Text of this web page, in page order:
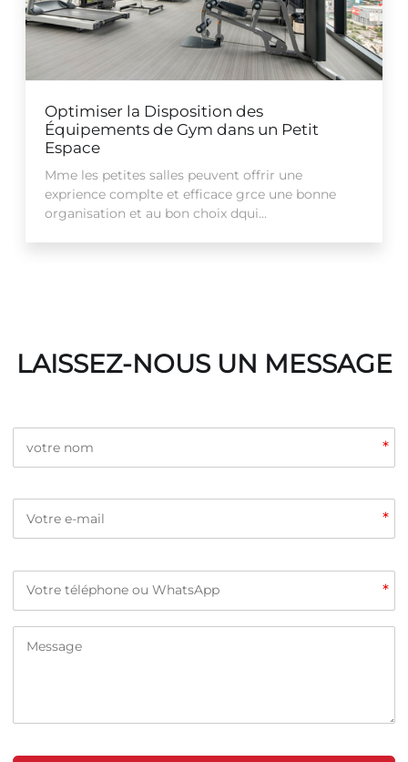
Optimiser la Disposition des
Équipements de Gym dans un Petit
Espace
Mme les petites salles peuvent offrir une
exprience complte et efficace grce une bonne
organisation et au bon choix dqui...
LAISSEZ-NOUS UN MESSAGE
*
*
*